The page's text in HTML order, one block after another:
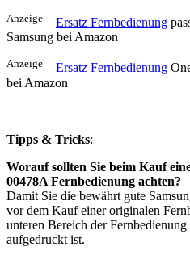
Anzeige Ersatz Fernbedienung
Samsung bei Amazon
Anzeige Ersatz Fernbedienung
bei Amazon
Tipps & Tricks:
Worauf sollten Sie beim Kauf
00478A Fernbedienung achten?
Damit Sie die bewährt gute
vor dem Kauf einer originalen
unteren Bereich der
aufgedruckt ist.